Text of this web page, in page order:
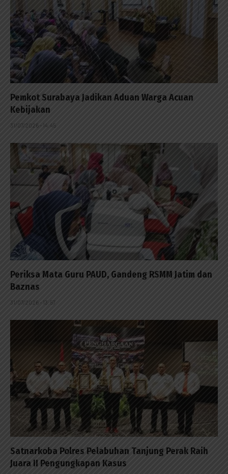
Pemkot Surabaya Jadikan Aduan Warga Acuan
Kebijakan
31/07/2026 - 14:45
Periksa Mata Guru PAUD, Gandeng RSMM Jatim dan
Baznas
31/07/2026 - 13:57
Satnarkoba Polres Pelabuhan Tanjung Perak Raih
Juara II Pengungkapan Kasus